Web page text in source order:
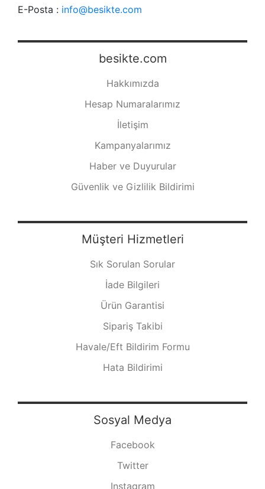
E-Posta : info@besikte.com
besikte.com
Hakkımızda
Hesap Numaralarımız
İletişim
Kampanyalarımız
Haber ve Duyurular
Güvenlik ve Gizlilik Bildirimi
Müşteri Hizmetleri
Sık Sorulan Sorular
İade Bilgileri
Ürün Garantisi
Sipariş Takibi
Havale/Eft Bildirim Formu
Hata Bildirimi
Sosyal Medya
Facebook
Twitter
Instagram